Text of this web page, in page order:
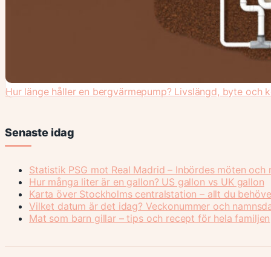
Hur länge håller en bergvärmepump? Livslängd, byte och
Senaste idag
Statistik PSG mot Real Madrid – Inbördes möten och
Hur många liter är en gallon? US gallon vs UK gallon
Karta över Stockholms centralstation – allt du
Vilket datum är det idag? Veckonummer och
Mat som barn gillar – tips och recept för hela familjen